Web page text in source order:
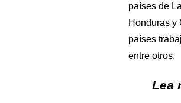
países de
Honduras y
países
entre otros.
Lea